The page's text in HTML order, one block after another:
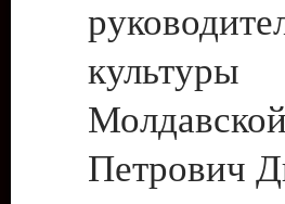
Петрович